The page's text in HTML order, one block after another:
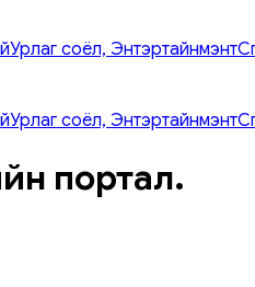
Урлаг соёл, Энтэртайнмэнт
Урлаг соёл, Энтэртайнмэнт
портал.